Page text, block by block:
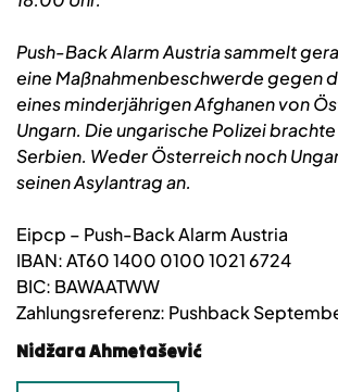
Push-Back Alarm Austria sammelt
eine Maßnahmenbeschwerde gegen
eines minderjährigen Afghanen von
Ungarn. Die ungarische Polizei
Serbien. Weder Österreich noch
seinen Asylantrag an.
Eipcp – Push-Back Alarm Austria
IBAN: AT60 1400 0100 1021 6724
BIC: BAWAATWW
Zahlungsreferenz: Pushback
Nidžara Ahmetašević